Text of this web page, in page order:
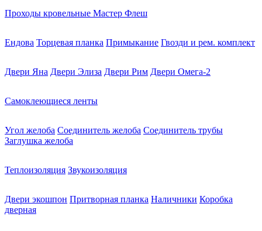
Проходы кровельные Мастер Флеш
Ендова Торцевая планка Примыкание Гвозди и рем. комплект
Двери Яна Двери Элиза Двери Рим Двери Омега-2
Самоклеющиеся ленты
Угол желоба Соединитель желоба Соединитель трубы
Заглушка желоба
Теплоизоляция Звукоизоляция
Двери экошпон Притворная планка Наличники Коробка
дверная